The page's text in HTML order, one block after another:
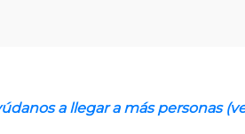
a llegar a más personas